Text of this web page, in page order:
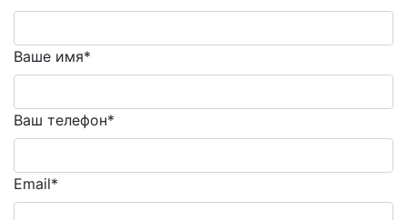
Ваше имя*
Ваш телефон*
Email*